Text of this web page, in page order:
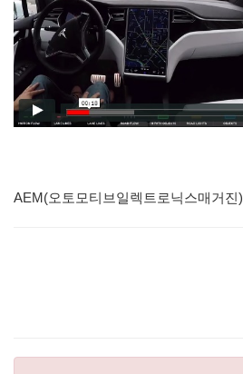
AEM(오토모티브일렉트로닉스매거진)